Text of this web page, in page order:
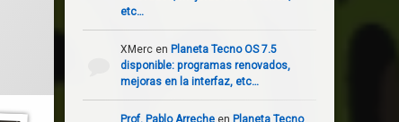
etc…
XMercen Planeta Tecno OS 7.5
disponible: programas renovados,
mejoras en la interfaz, etc…
Prof. Pablo Arrecheen Planeta Tecno